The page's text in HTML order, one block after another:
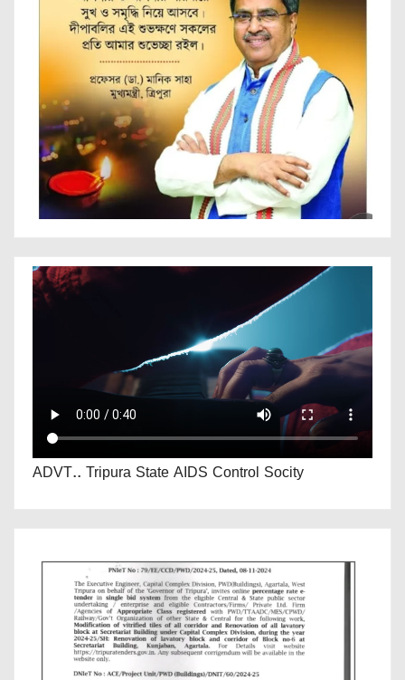
ADVT.. Tripura State AIDS Control Socity